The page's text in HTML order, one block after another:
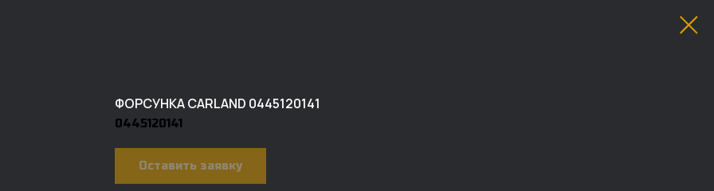
ФОРСУНКА CARLAND 0445120141
0445120141
Оставить заявку